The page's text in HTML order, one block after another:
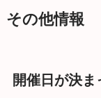
その他情報
開催日が決